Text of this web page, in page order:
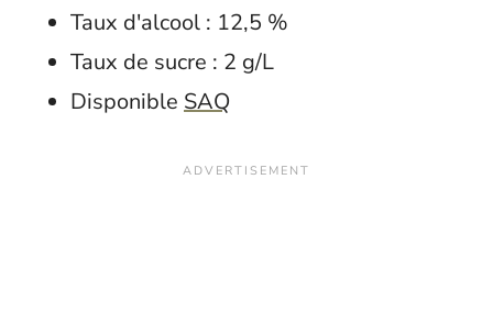
Taux d'alcool : 12,5 %
Taux de sucre : 2 g/L
Disponible SAQ